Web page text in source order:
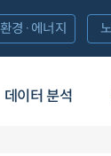
데이터 분석
환경·에너지